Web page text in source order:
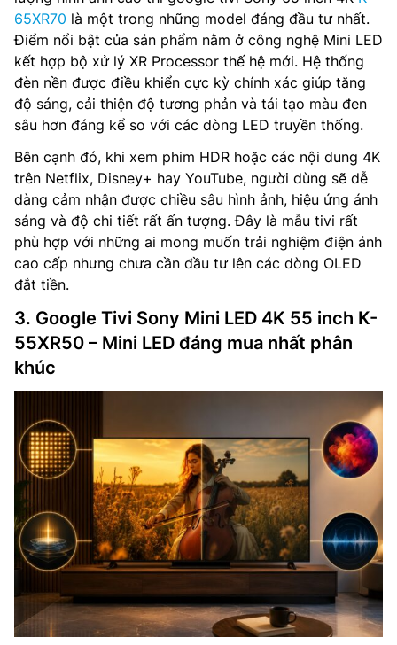
65XR70 là một trong những model đáng đầu tư nhất.
Điểm nổi bật của sản phẩm nằm ở công nghệ Mini LED
kết hợp bộ xử lý XR Processor thế hệ mới. Hệ thống
đèn nền được điều khiển cực kỳ chính xác giúp tăng
độ sáng, cải thiện độ tương phản và tái tạo màu đen
sâu hơn đáng kể so với các dòng LED truyền thống.
Bên cạnh đó, khi xem phim HDR hoặc các nội dung 4K
trên Netflix, Disney+ hay YouTube, người dùng sẽ dễ
dàng cảm nhận được chiều sâu hình ảnh, hiệu ứng ánh
sáng và độ chi tiết rất ấn tượng. Đây là mẫu tivi rất
phù hợp với những ai mong muốn trải nghiệm điện ảnh
cao cấp nhưng chưa cần đầu tư lên các dòng OLED
đắt tiền.
3. Google Tivi Sony Mini LED 4K 55 inch K-
55XR50 – Mini LED đáng mua nhất phân
khúc